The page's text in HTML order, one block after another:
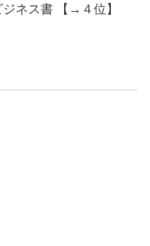
ネス書 【→４位】